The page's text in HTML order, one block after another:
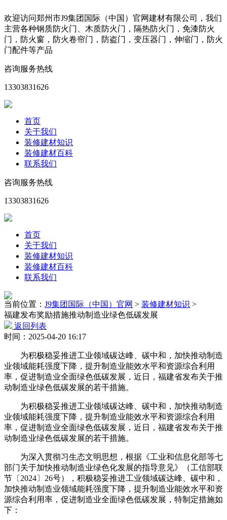
欢迎访问郑州市J9集团国际（中国）官网建材有限公司，我们
主营各种钢质防火门、木质防火门，隔热防火门，免漆防火
门，防火窗，防火卷帘门，防盗门，变压器门，伸缩门，防火
门配件等产品
咨询服务热线
13303831626
首页
关于我们
装修建材知识
装修建材百科
联系我们
咨询服务热线
13303831626
首页
关于我们
装修建材知识
装修建材百科
联系我们
当前位置： J9集团国际（中国）官网 > 装修建材知识 >
福建发布奖励措施推动制造业绿色低碳发展
返回列表
时间：2025-04-20 16:17
为积极稳妥推进工业领域碳达峰、碳中和，加快推动制造
业领域能耗强度下降，提升制造业能效水平和资源综合利用
率，促进制造业全面绿色低碳发展，近日，福建省发布关于推
动制造业绿色低碳发展的若干措施。
为积极稳妥推进工业领域碳达峰、碳中和，加快推动制造
业领域能耗强度下降，提升制造业能效水平和资源综合利用
率，促进制造业全面绿色低碳发展，近日，福建省发布关于推
动制造业绿色低碳发展的若干措施。
为深入贯彻习生态文明思想，根据《工业和信息化部等七
部门关于加快推动制造业绿色化发展的指导意见》（工信部联
节〔2024〕26号），积极稳妥推进工业领域碳达峰、碳中和，
加快推动制造业领域能耗强度下降，提升制造业能效水平和资
源综合利用率，促进制造业全面绿色低碳发展，特制定措施如
下：